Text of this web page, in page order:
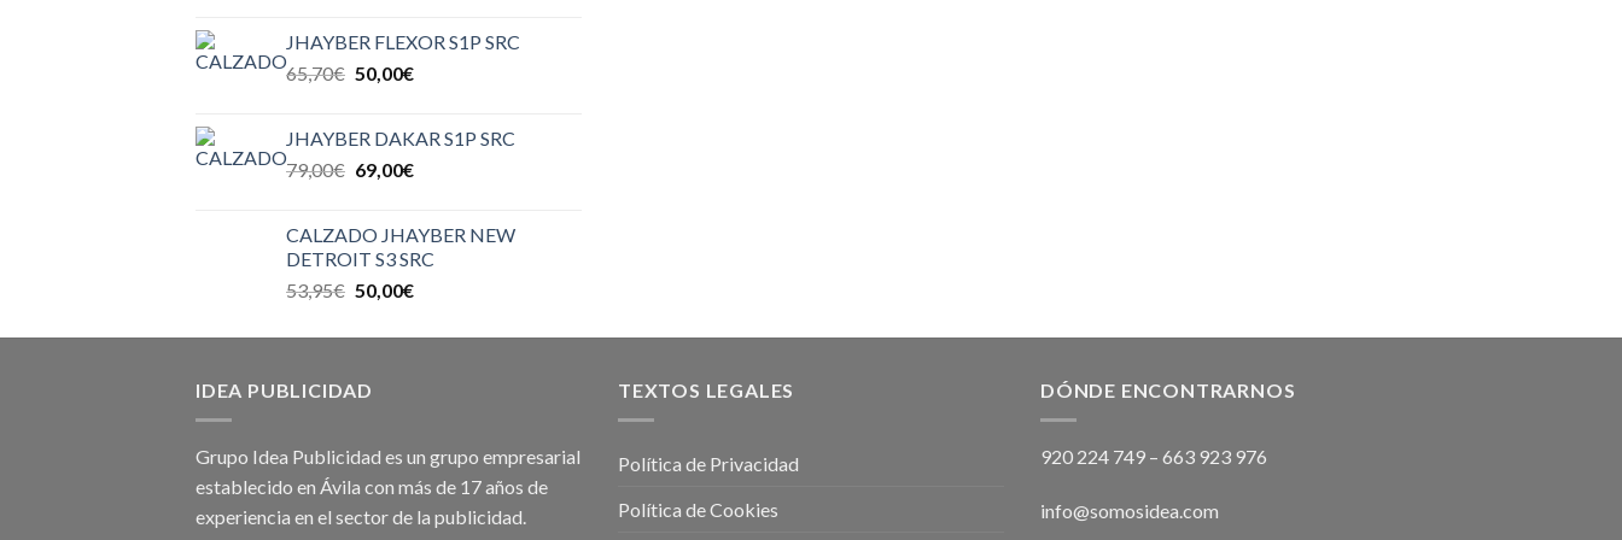
JHAYBER FLEXOR S1P SRC
65,70€ 50,00€
JHAYBER DAKAR S1P SRC
79,00€ 69,00€
CALZADO JHAYBER NEW
DETROIT S3 SRC
53,95€ 50,00€
IDEA PUBLICIDAD
Grupo Idea Publicidad es un grupo empresarial
establecido en Ávila con más de 17 años de
experiencia en el sector de la publicidad.
TEXTOS LEGALES
Política de Privacidad
Política de Cookies
DÓNDE ENCONTRARNOS
920 224 749– 663 923 976
info@somosidea.com